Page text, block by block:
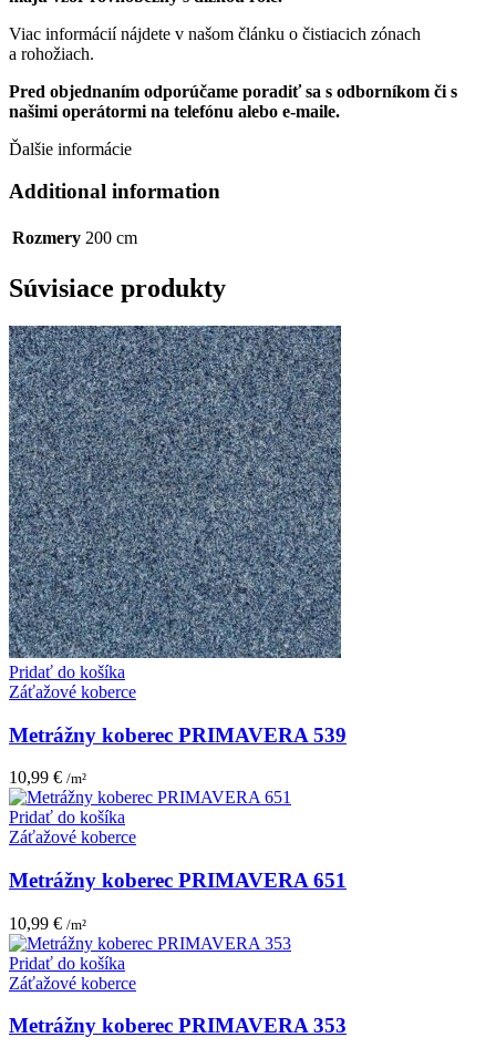
Viac informácií nájdete v našom článku o čistiacich zónach
a rohožiach.
Pred objednaním odporúčame poradiť sa s odborníkom či s
našimi operátormi na telefónu alebo e-maile.
Ďalšie informácie
Additional information
Rozmery 200 cm
Súvisiace produkty
Pridať do košíka
Záťažové koberce
Metrážny koberec PRIMAVERA 539
10,99 € /m²
Pridať do košíka
Záťažové koberce
Metrážny koberec PRIMAVERA 651
10,99 € /m²
Pridať do košíka
Záťažové koberce
Metrážny koberec PRIMAVERA 353